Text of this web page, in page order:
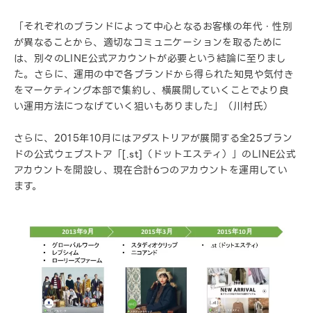
「それぞれのブランドによって中心となるお客様の年代・性別
が異なることから、適切なコミュニケーションを取るために
は、別々のLINE公式アカウントが必要という結論に至りまし
た。さらに、運用の中で各ブランドから得られた知見や気付き
をマーケティング本部で集約し、横展開していくことでより良
い運用方法につなげていく狙いもありました」（川村氏）
さらに、2015年10月にはアダストリアが展開する全25ブラン
ドの公式ウェブストア「[.st]（ドットエスティ）」のLINE公式
アカウントを開設し、現在合計6つのアカウントを運用してい
ます。